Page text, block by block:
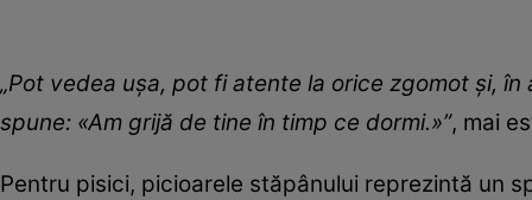
„Pot vedea ușa, pot fi atente la orice zgomot și,
spune: «Am grijă de tine în timp ce dormi.»”, mai
Pentru pisici, picioarele stăpânului reprezintă un